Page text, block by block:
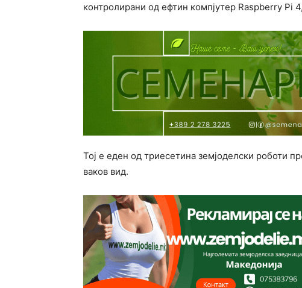
контролирани од ефтин компјутер Raspberry Pi
Тој е еден од триесетина земјоделски роботи
ваков вид.